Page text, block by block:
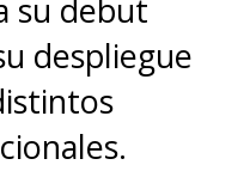
su debut
despliegue